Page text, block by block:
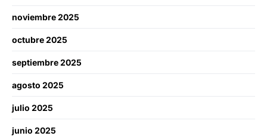
noviembre 2025
octubre 2025
septiembre 2025
agosto 2025
julio 2025
junio 2025